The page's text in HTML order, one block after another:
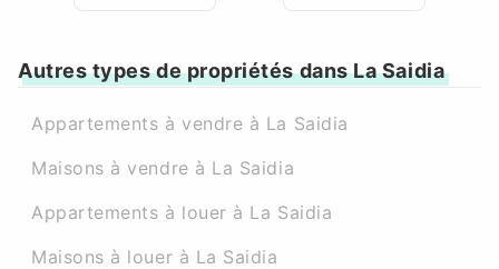
Autres types de propriétés dans La Saidia
Appartements à vendre à La Saidia
Maisons à vendre à La Saidia
Appartements à louer à La Saidia
Maisons à louer à La Saidia